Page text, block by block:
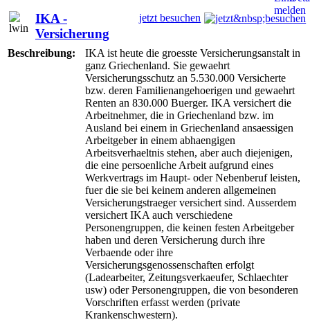
IKA -
Versicherung
jetzt besuchen
Beschreibung:
IKA ist heute die groesste Versicherungsanstalt in
ganz Griechenland. Sie gewaehrt
Versicherungsschutz an 5.530.000 Versicherte
bzw. deren Familienangehoerigen und gewaehrt
Renten an 830.000 Buerger. IKA versichert die
Arbeitnehmer, die in Griechenland bzw. im
Ausland bei einem in Griechenland ansaessigen
Arbeitgeber in einem abhaengigen
Arbeitsverhaeltnis stehen, aber auch diejenigen,
die eine persoenliche Arbeit aufgrund eines
Werkvertrags im Haupt- oder Nebenberuf leisten,
fuer die sie bei keinem anderen allgemeinen
Versicherungstraeger versichert sind. Ausserdem
versichert IKA auch verschiedene
Personengruppen, die keinen festen Arbeitgeber
haben und deren Versicherung durch ihre
Verbaende oder ihre
Versicherungsgenossenschaften erfolgt
(Ladearbeiter, Zeitungsverkaeufer, Schlaechter
usw) oder Personengruppen, die von besonderen
Vorschriften erfasst werden (private
Krankenschwestern).